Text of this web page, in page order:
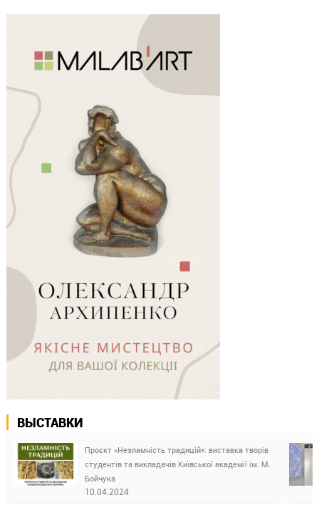
ВЫСТАВКИ
Проєкт «Незламність традицій»: виставка творів
студентів та викладачів Київської академії ім. М.
Бойчука
10.04.2024